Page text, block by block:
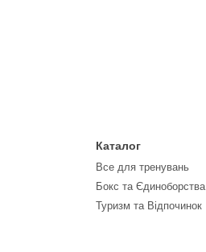
Каталог
Все для тренувань
Бокс та Єдиноборства
Туризм та Відпочинок